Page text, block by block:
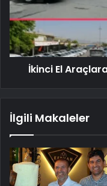
İkinci El
İlgili Makaleler